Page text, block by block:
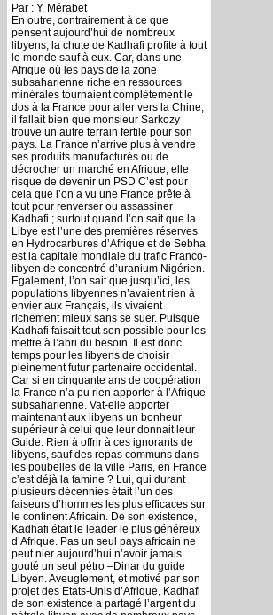
Par : Y. Mérabet
En outre, contrairement à ce que
pensent aujourd’hui de nombreux
libyens, la chute de Kadhafi profite à tout
le monde sauf à eux. Car, dans une
Afrique où les pays de la zone
subsaharienne riche en ressources
minérales tournaient complètement le
dos à la France pour aller vers la Chine,
il fallait bien que monsieur Sarkozy
trouve un autre terrain fertile pour son
pays. La France n’arrive plus à vendre
ses produits manufacturés ou de
décrocher un marché en Afrique, elle
risque de devenir un PSD C’est pour
cela que l’on a vu une France prête à
tout pour renverser ou assassiner
Kadhafi ; surtout quand l’on sait que la
Libye est l’une des premières réserves
en Hydrocarbures d’Afrique et de Sebha
est la capitale mondiale du trafic Franco-
libyen de concentré d’uranium Nigérien.
Egalement, l’on sait que jusqu’ici, les
populations libyennes n’avaient rien à
envier aux Français, ils vivaient
richement mieux sans se suer. Puisque
Kadhafi faisait tout son possible pour les
mettre à l’abri du besoin. Il est donc
temps pour les libyens de choisir
pleinement futur partenaire occidental.
Car si en cinquante ans de coopération
la France n’a pu rien apporter à l’Afrique
subsaharienne. Vat-elle apporter
maintenant aux libyens un bonheur
supérieur à celui que leur donnait leur
Guide. Rien à offrir à ces ignorants de
libyens, sauf des repas communs dans
les poubelles de la ville Paris, en France
c’est déjà la famine ? Lui, qui durant
plusieurs décennies était l’un des
faiseurs d’hommes les plus efficaces sur
le continent Africain. De son existence,
Kadhafi était le leader le plus généreux
d’Afrique. Pas un seul pays africain ne
peut nier aujourd’hui n’avoir jamais
gouté un seul pétro –Dinar du guide
Libyen. Aveuglement, et motivé par son
projet des Etats-Unis d’Afrique, Kadhafi
de son existence a partagé l’argent du